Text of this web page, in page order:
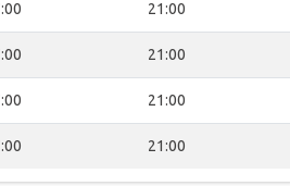
21:00
21:00
21:00
21:00